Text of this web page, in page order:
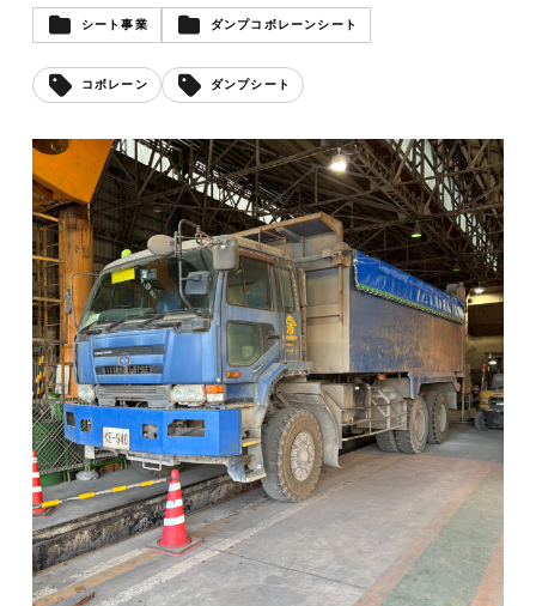
シート事業 ダンプコボレーンシート
コボレーン ダンプシート